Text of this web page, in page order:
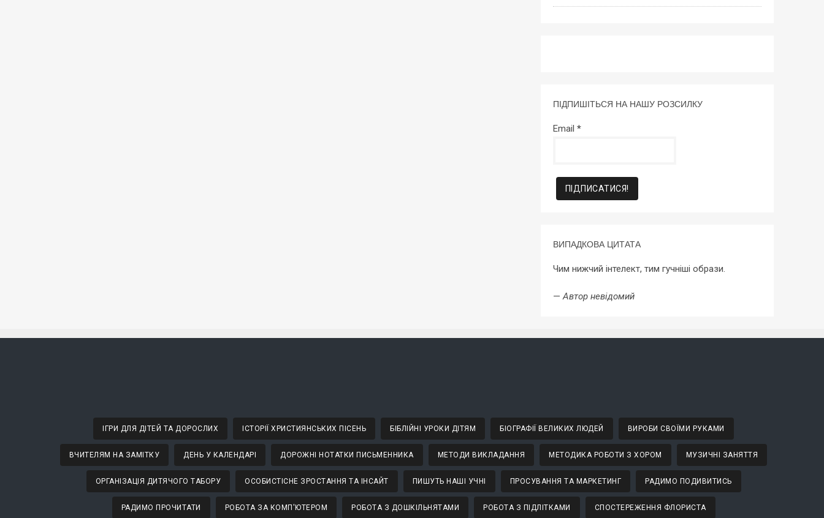
ПІДПИШІТЬСЯ НА НАШУ РОЗСИЛКУ
Email *
ВИПАДКОВА ЦИТАТА
Чим нижчий інтелект, тим гучніші образи.
—Автор невідомий
ІГРИ ДЛЯ ДІТЕЙ ТА ДОРОСЛИХ ІСТОРІЇ ХРИСТИЯНСЬКИХ ПІСЕНЬ БІБЛІЙНІ УРОКИ ДІТЯМ БІОГРАФІЇ ВЕЛИКИХ ЛЮДЕЙ ВИРОБИ СВОЇМИ РУКАМИ
ВЧИТЕЛЯМ НА ЗАМІТКУ ДЕНЬ У КАЛЕНДАРІ ДОРОЖНІ НОТАТКИ ПИСЬМЕННИКА МЕТОДИ ВИКЛАДАННЯ МЕТОДИКА РОБОТИ З ХОРОМ МУЗИЧНІ ЗАНЯТТЯ
ОРГАНІЗАЦІЯ ДИТЯЧОГО ТАБОРУ ОСОБИСТІСНЕ ЗРОСТАННЯ ТА ІНСАЙТ ПИШУТЬ НАШІ УЧНІ ПРОСУВАННЯ ТА МАРКЕТИНГ РАДИМО ПОДИВИТИСЬ
РАДИМО ПРОЧИТАТИ РОБОТА ЗА КОМП'ЮТЕРОМ РОБОТА З ДОШКІЛЬНЯТАМИ РОБОТА З ПІДЛІТКАМИ СПОСТЕРЕЖЕННЯ ФЛОРИСТА